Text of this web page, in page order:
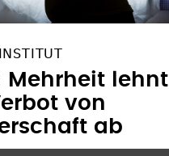
Mehrheit lehnt
von
ab